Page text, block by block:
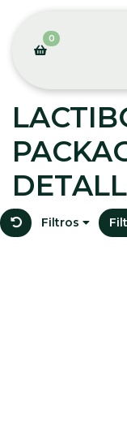
0
Filtros